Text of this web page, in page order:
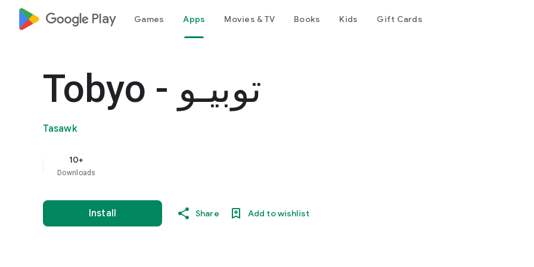
google_logo Play Games Apps Movies & TV Books Kids Gift Cards
Tobyo - توبيـو
Tasawk
10+
Downloads
Install Share Add to wishlist